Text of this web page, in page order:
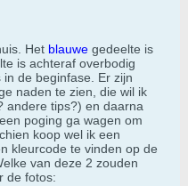
Het blauwe gedeelte is
is achteraf overbodig
de beginfase. Er zijn
naden te zien, die wil ik
andere tips?) en daarna
poging ga wagen om
koop wel ik een
kleurcode te vinden op de
van deze 2 zouden
de fotos: